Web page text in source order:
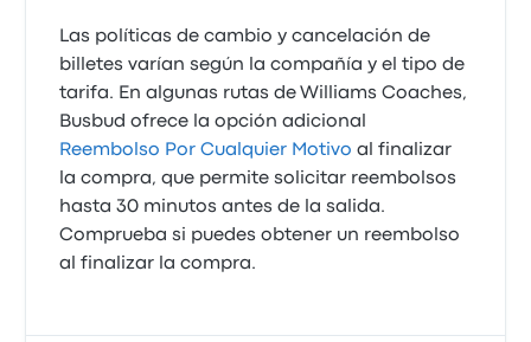
Las políticas de cambio y cancelación de
billetes varían según la compañía y el tipo de
tarifa. En algunas rutas de Williams Coaches,
Busbud ofrece la opción adicional
Reembolso Por Cualquier Motivo al finalizar
la compra, que permite solicitar reembolsos
hasta 30 minutos antes de la salida.
Comprueba si puedes obtener un reembolso
al finalizar la compra.